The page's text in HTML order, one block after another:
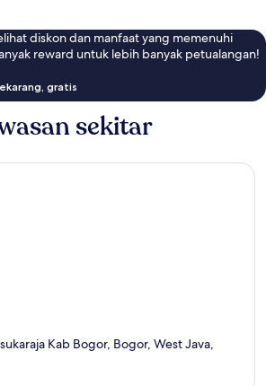
diskon dan manfaat yang memenuhi
reward untuk lebih banyak petualangan!
gratis
sekitar
Kab Bogor, Bogor, West Java,